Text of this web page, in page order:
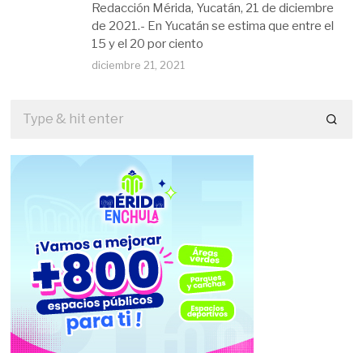
Redacción Mérida, Yucatán, 21 de diciembre
de 2021.- En Yucatán se estima que entre el
15 y el 20 por ciento
diciembre 21, 2021